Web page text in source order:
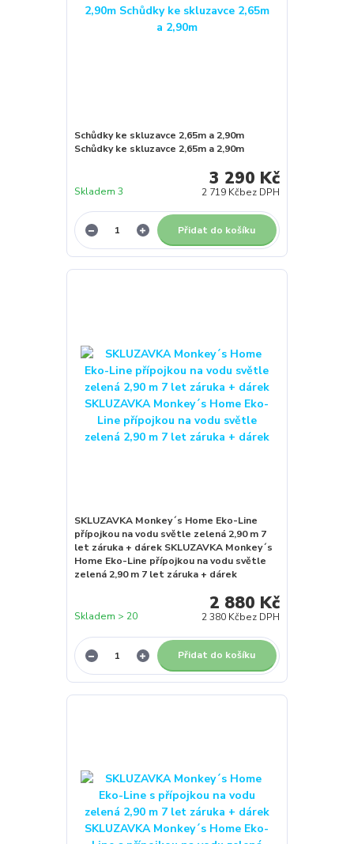
Schůdky ke skluzavce 2,65m a 2,90m
Schůdky ke skluzavce 2,65m a 2,90m
3 290 Kč
2 719 Kčbez DPH
Skladem 3
Přidat do košíku
SKLUZAVKA Monkey´s Home Eko-Line
přípojkou na vodu světle zelená 2,90 m 7
let záruka + dárek SKLUZAVKA Monkey´s
Home Eko-Line přípojkou na vodu světle
zelená 2,90 m 7 let záruka + dárek
2 880 Kč
2 380 Kčbez DPH
Skladem > 20
Přidat do košíku